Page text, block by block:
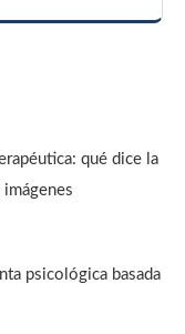
qué dice la
psicológica basada